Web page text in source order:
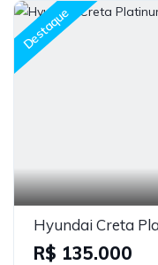
Destaque
R$ 135.000